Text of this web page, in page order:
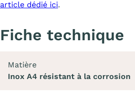
article dédié ici.
Fiche technique
Matière
Inox A4 résistant à la corrosion